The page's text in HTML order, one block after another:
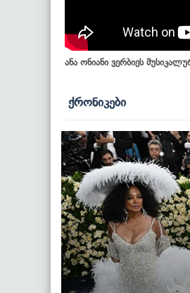
ანა ონიანი ვერბიეს
ქრონიკები